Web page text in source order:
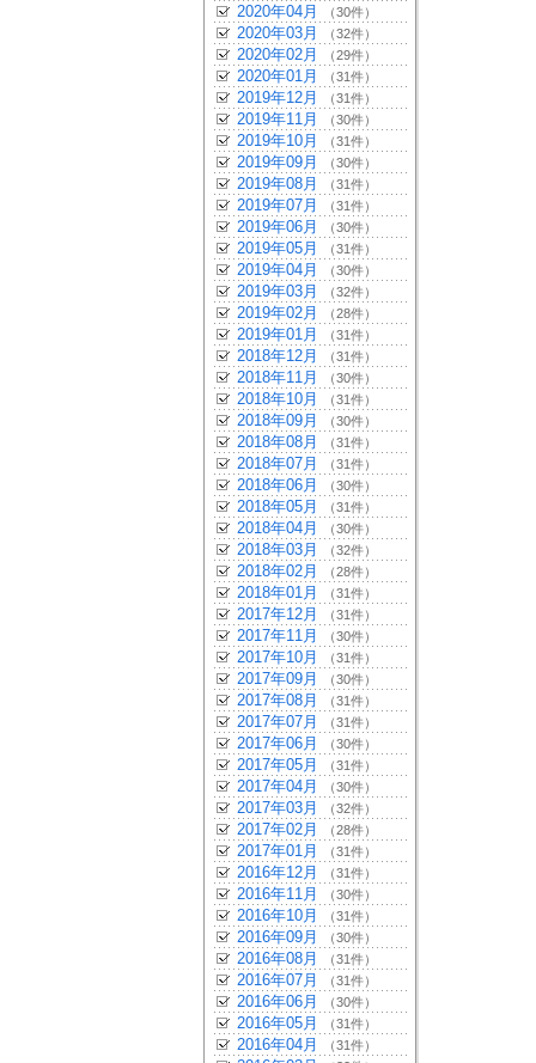
2020年04月 （30件）
2020年03月 （32件）
2020年02月 （29件）
2020年01月 （31件）
2019年12月 （31件）
2019年11月 （30件）
2019年10月 （31件）
2019年09月 （30件）
2019年08月 （31件）
2019年07月 （31件）
2019年06月 （30件）
2019年05月 （31件）
2019年04月 （30件）
2019年03月 （32件）
2019年02月 （28件）
2019年01月 （31件）
2018年12月 （31件）
2018年11月 （30件）
2018年10月 （31件）
2018年09月 （30件）
2018年08月 （31件）
2018年07月 （31件）
2018年06月 （30件）
2018年05月 （31件）
2018年04月 （30件）
2018年03月 （32件）
2018年02月 （28件）
2018年01月 （31件）
2017年12月 （31件）
2017年11月 （30件）
2017年10月 （31件）
2017年09月 （30件）
2017年08月 （31件）
2017年07月 （31件）
2017年06月 （30件）
2017年05月 （31件）
2017年04月 （30件）
2017年03月 （32件）
2017年02月 （28件）
2017年01月 （31件）
2016年12月 （31件）
2016年11月 （30件）
2016年10月 （31件）
2016年09月 （30件）
2016年08月 （31件）
2016年07月 （31件）
2016年06月 （30件）
2016年05月 （31件）
2016年04月 （31件）